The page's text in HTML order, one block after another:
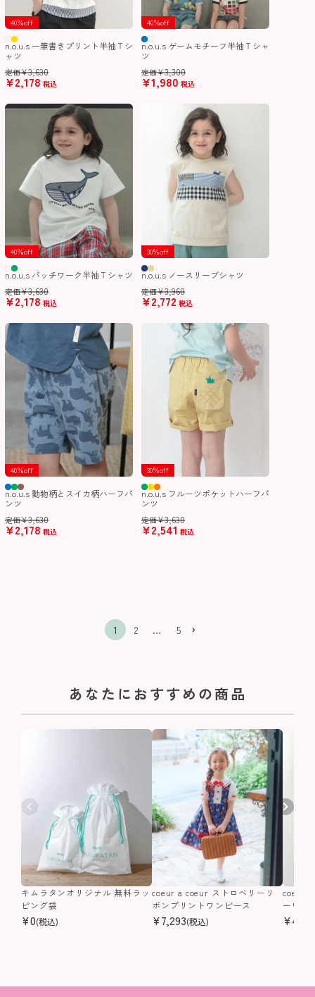
40％off
n.o.u.s 一筆書きプリント半袖Ｔシ
ャツ
定価¥3,630
¥2,178 税込
40％off
n.o.u.s ゲームモチーフ半袖Ｔシャ
ツ
定価¥3,300
¥1,980 税込
40％off
n.o.u.s パッチワーク半袖Ｔシャツ
定価¥3,630
¥2,178 税込
30％off
n.o.u.s ノースリーブシャツ
定価¥3,960
¥2,772 税込
40％off
n.o.u.s 動物柄とスイカ柄ハーフパ
ンツ
定価¥3,630
¥2,178 税込
30％off
n.o.u.s フルーツポケットハーフパ
ンツ
定価¥3,630
¥2,541 税込
1 2 … 5
あなたにおすすめの商品
キムラタンオリジナル 無料ラッ
ピング袋
¥0(税込)
coeur a coeur ストロベリーリ
ボンプリントワンピース
¥7,293(税込)
coeur
ーワン
¥